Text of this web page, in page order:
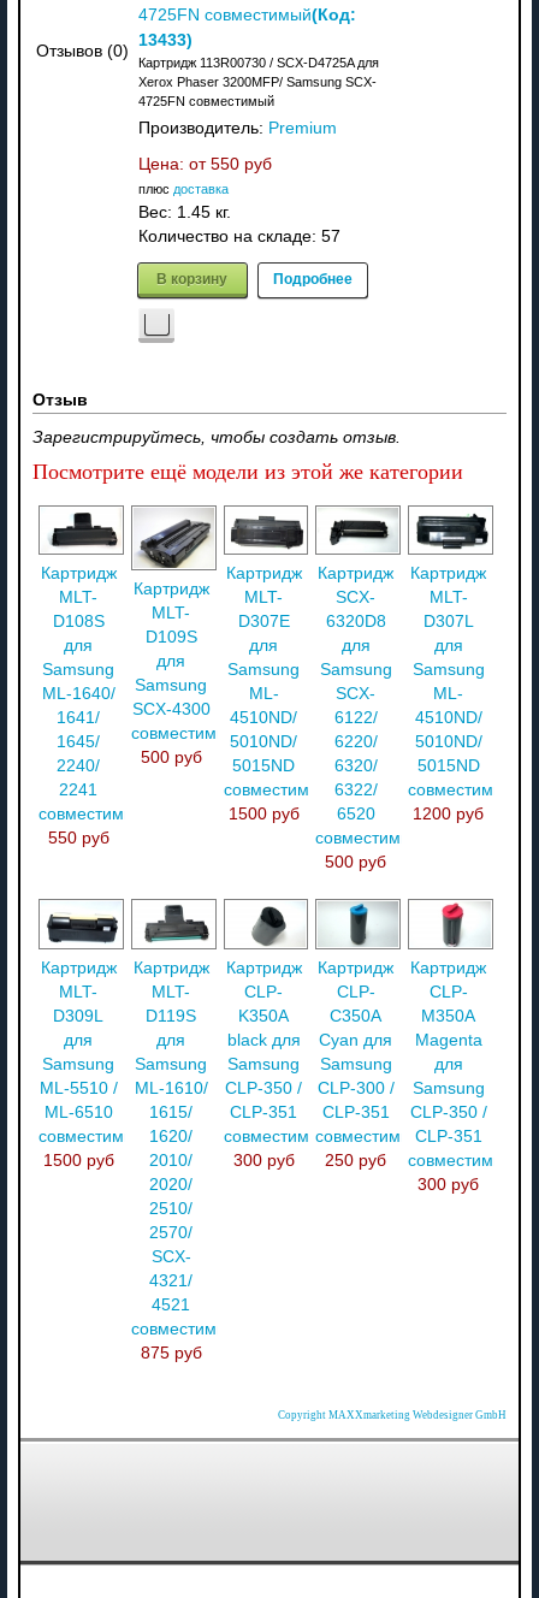
Отзывов (0)
4725FN совместимый(Код:
13433)
Картридж 113R00730 / SCX-D4725A для
Xerox Phaser 3200MFP/ Samsung SCX-
4725FN совместимый
Производитель: Premium
Цена: от 550 руб
плюс доставка
Вес: 1.45 кг.
Количество на складе: 57
В корзину Подробнее
Отзыв
Зарегистрируйтесь, чтобы создать отзыв.
Посмотрите ещё модели из этой же категории
Картридж
MLT-
D108S
для
Samsung
ML-1640/
1641/
1645/
2240/
2241
совместимый
550 руб
Картридж
MLT-
D109S
для
Samsung
SCX-4300
совместимый
500 руб
Картридж
MLT-
D307E
для
Samsung
ML-
4510ND/
5010ND/
5015ND
совместимый
1500 руб
Картридж
SCX-
6320D8
для
Samsung
SCX-
6122/
6220/
6320/
6322/
6520
совместимый
500 руб
Картридж
MLT-
D307L
для
Samsung
ML-
4510ND/
5010ND/
5015ND
совместимый
1200 руб
Картридж
MLT-
D309L
для
Samsung
ML-5510 /
ML-6510
совместимый
1500 руб
Картридж
MLT-
D119S
для
Samsung
ML-1610/
1615/
1620/
2010/
2020/
2510/
2570/
SCX-
4321/
4521
совместимый
875 руб
Картридж
CLP-
K350A
black для
Samsung
CLP-350 /
CLP-351
совместимый
300 руб
Картридж
CLP-
C350A
Cyan для
Samsung
CLP-300 /
CLP-351
совместимый
250 руб
Картридж
CLP-
M350A
Magenta
для
Samsung
CLP-350 /
CLP-351
совместимый
300 руб
Copyright MAXXmarketing Webdesigner GmbH